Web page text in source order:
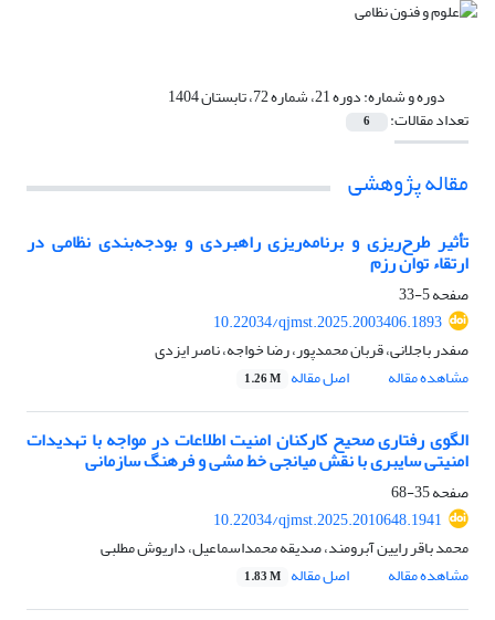
دوره و شماره:دوره 21، شماره 72، تابستان 1404
تعداد مقالات: 6
مقاله پژوهشی
تأثیر طرح‌ریزی و برنامه‌ریزی راهبردی و بودجه‌بندی نظامی در
ارتقاء توان رزم
صفحه5-33
10.22034/qjmst.2025.2003406.1893
صفدر باجلانی، قربان محمدپور، رضا خواجه، ناصر ایزدی
مشاهده مقاله
اصل مقاله 1.26 M
الگوی رفتاری صحیح کارکنان امنیت اطلاعات در مواجه با تهدیدات
امنیتی سایبری با نقش میانجی خط مشی و فرهنگ سازمانی
صفحه35-68
10.22034/qjmst.2025.2010648.1941
محمد باقر رایین آبرومند، صدیقه محمداسماعیل، داریوش مطلبی
مشاهده مقاله
اصل مقاله 1.83 M